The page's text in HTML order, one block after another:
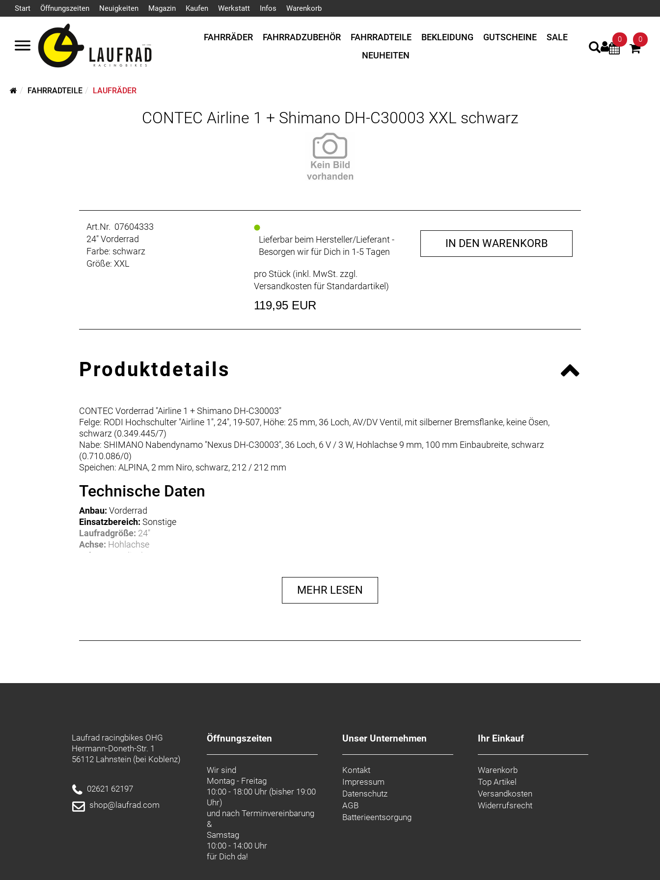
Start Öffnungszeiten Neuigkeiten Magazin Kaufen Werkstatt Infos Warenkorb
FAHRRÄDER FAHRRADZUBEHÖR FAHRRADTEILE BEKLEIDUNG GUTSCHEINE
SALE
NEUHEITEN
0 0
FAHRRADTEILE LAUFRÄDER
CONTEC Airline 1 + Shimano DH-C30003 XXL schwarz
Art.Nr. 07604333
24" Vorderrad
Farbe: schwarz
Größe: XXL
Lieferbar beim Hersteller/Lieferant -
Besorgen wir für Dich in 1-5 Tagen
pro Stück (inkl. MwSt. zzgl.
Versandkosten für Standardartikel)
119,95 EUR
IN DEN WARENKORB
Produktdetails
CONTEC Vorderrad "Airline 1 + Shimano DH-C30003"
Felge: RODI Hochschulter "Airline 1", 24", 19-507, Höhe: 25 mm, 36 Loch, AV/DV Ventil, mit silberner Bremsflanke, keine Ösen,
schwarz (0.349.445/7)
Nabe: SHIMANO Nabendynamo "Nexus DH-C30003", 36 Loch, 6 V / 3 W, Hohlachse 9 mm, 100 mm Einbaubreite, schwarz
(0.710.086/0)
Speichen: ALPINA, 2 mm Niro, schwarz, 212 / 212 mm
Technische Daten
Anbau: Vorderrad
Einsatzbereich: Sonstige
Laufradgröße: 24"
Achse: Hohlachse
Felgenart:
Clincher
MEHR LESEN
Laufrad racingbikes OHG
Hermann-Doneth-Str. 1
56112 Lahnstein (bei Koblenz)
02621 62197
shop@laufrad.com
Öffnungszeiten
Wir sind
Montag - Freitag
10:00 - 18:00 Uhr (bisher 19:00
Uhr)
und nachTerminvereinbarung
&
Samstag
10:00 - 14:00 Uhr
für Dich da!
Unser Unternehmen
Kontakt
Impressum
Datenschutz
AGB
Batterieentsorgung
Ihr Einkauf
Warenkorb
Top Artikel
Versandkosten
Widerrufsrecht